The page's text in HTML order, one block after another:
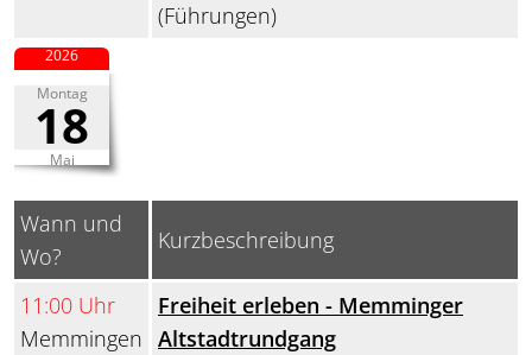
(Führungen)
Montag
18
Mai
2026
Wann und
Wo?
Kurzbeschreibung
11:00 Uhr
Memmingen
Freiheit erleben - Memminger
Altstadtrundgang